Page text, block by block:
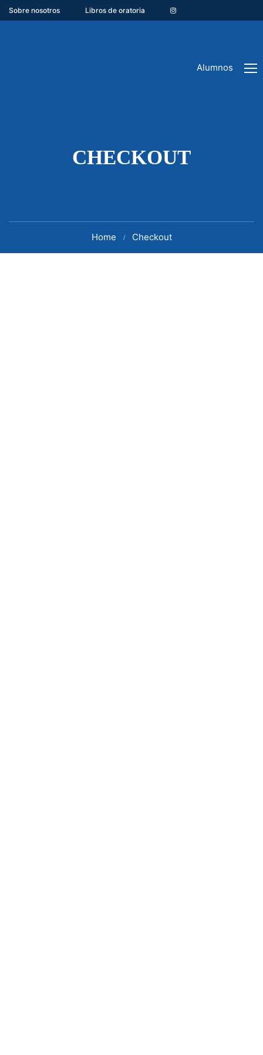
Sobre nosotros Libros de oratoria
Alumnos
CHECKOUT
Home Checkout